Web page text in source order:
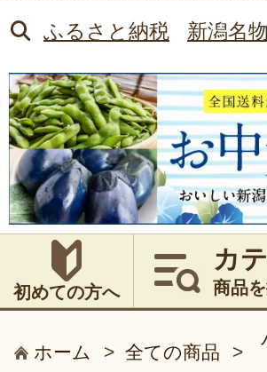
ふるさと納税 新潟名物
初めての方へ
カ
商品
ホーム > 全ての商品 >